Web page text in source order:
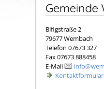
Gemeinde
Bifigstraße 2
79677 Wembach
Telefon 07673 327
Fax 07673 888458
E-Mail
Kontaktformular